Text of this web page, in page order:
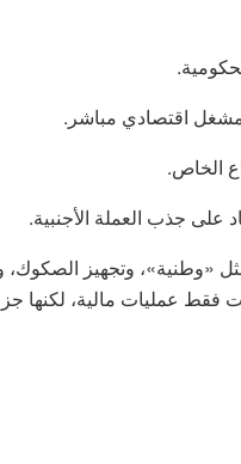
«وطنية»، وتجهيز الصكوك،
فقط عمليات مالية، لكنها